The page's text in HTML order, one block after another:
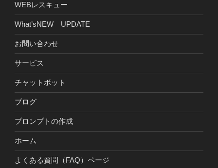
WEBレスキュー
What’sNEW UPDATE
お問い合わせ
サービス
チャットボット
ブログ
プロンプトの作成
ホーム
よくある質問（FAQ）ページ